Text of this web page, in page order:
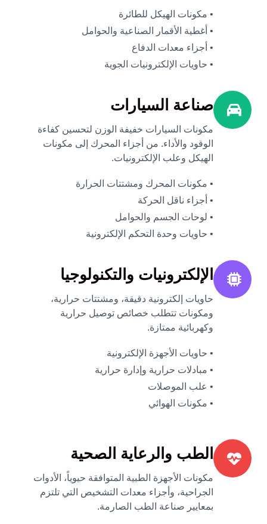
• مكونات الهيكل للطائرة
• أغطية الأقمار الصناعية والحوامل
• أجزاء معدات الدفاع
• حاويات الإلكترونيات الجوية
صناعة السيارات
مكونات السيارات خفيفة الوزن لتحسين كفاءة
الوقود والأداء. من أجزاء المحرك إلى مكونات
الهيكل وعلب الإلكترونيات.
• مكونات المحرك ومشتتات الحرارة
• أجزاء ناقل الحركة
• لوحات الجسم والحوامل
• حاويات وحدة التحكم الإلكترونية
الإلكترونيات والتكنولوجيا
حاويات إلكترونية دقيقة، ومشتتات حرارية،
ومكونات تتطلب خصائص توصيل حرارية
وكهربائية ممتازة.
• حاويات الأجهزة الإلكترونية
• مبادلات حرارية وإدارة حرارية
• علب الموصلات
• مكونات الهوائي
الطب والرعاية الصحية
مكونات الأجهزة الطبية المتوافقة حيوياً، الأدوات
الجراحية، وأجزاء معدات التشخيص التي تلتزم
بمعايير صناعة الطب الصارمة.